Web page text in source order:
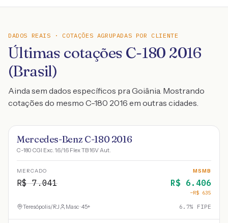
DADOS REAIS · COTAÇÕES AGRUPADAS POR CLIENTE
Últimas cotações C-180 2016
(Brasil)
Ainda sem dados específicos pra Goiânia. Mostrando
cotações do mesmo C-180 2016 em outras cidades.
Mercedes-Benz C-180 2016
C-180 CGI Exc. 1.6/1.6 Flex TB 16V Aut.
MERCADO
R$7.041
MSMB
R$ 6.406
−R$ 635
Teresópolis/RJ Masc · 45+ 6.7% FIPE